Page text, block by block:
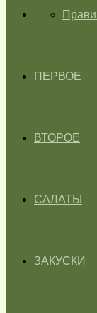
ГЛАВНАЯ
ПЕРВОЕ
ВТОРОЕ
САЛАТЫ
ЗАКУСКИ